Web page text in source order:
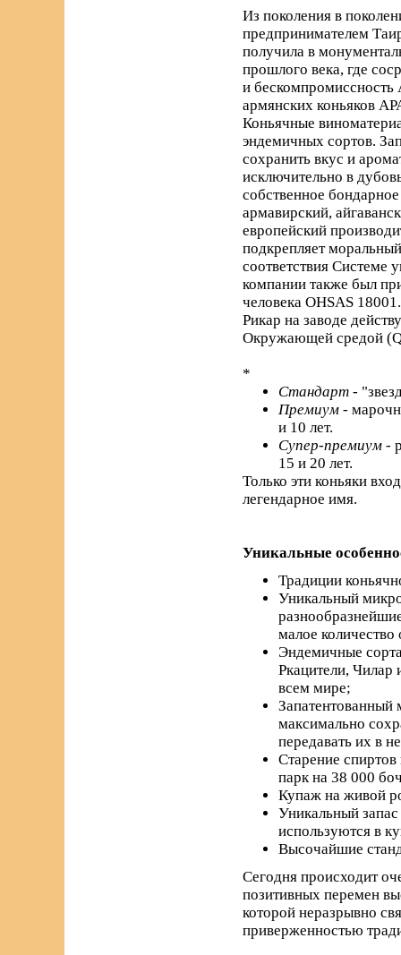
Из поколения в
предпринимателем
получила в
прошлого века, где
и бескомпромиссность
армянских коньяков
Коньячные
эндемичных сортов.
сохранить вкус и
исключительно в
собственное
армавирский,
европейский
подкрепляет
соответствия
компании также был
человека OHSAS
Рикар на заводе
Окружающей средой
*
Стандарт -
Премиум -
и 10 лет.
Супер-премиум -
15 и 20 лет.
Только эти коньяки
легендарное имя.
Уникальные
Традиции
Уникальный
малое количество
Эндемичные
Ркацители,
всем мире;
Запатентованный
максимально
передавать их в
Старение
парк на 38 000
Купаж на живой
Уникальный
используются в
Высочайшие
Сегодня происходит
позитивных перемен
которой неразрывно
приверженностью